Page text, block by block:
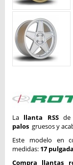
La llanta RSSde
palos gruesos y
Este modelo en
medidas: 17
Compra llantas